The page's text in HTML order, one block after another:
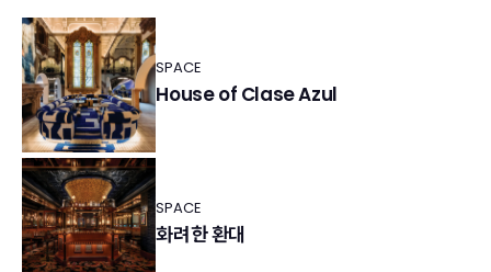
SPACE
House of Clase Azul
SPACE
화려한 환대